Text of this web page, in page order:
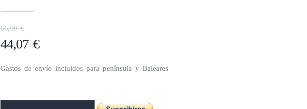
66,00 €
44,07 €
Gastos de envío incluidos para península y Baleares